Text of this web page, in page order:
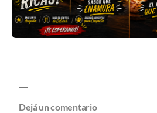
Dejá un comentario